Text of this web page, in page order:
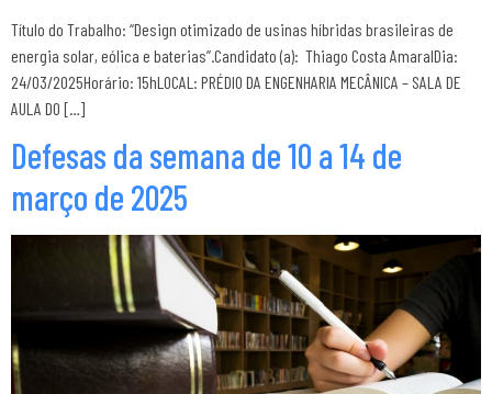
Título do Trabalho: “Design otimizado de usinas híbridas brasileiras de
energia solar, eólica e baterias”.Candidato (a): Thiago Costa AmaralDia:
24/03/2025Horário: 15hLOCAL: PRÉDIO DA ENGENHARIA MECÂNICA – SALA DE
AULA DO […]
Defesas da semana de 10 a 14 de
março de 2025